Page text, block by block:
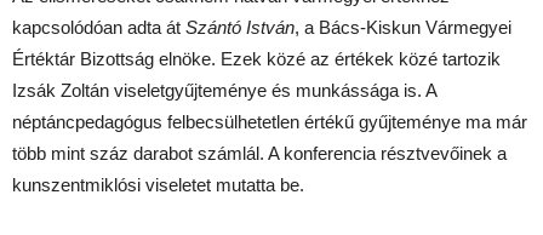
kapcsolódóan adta át Szántó István, a Bács-Kiskun Vármegyei
Értéktár Bizottság elnöke. Ezek közé az értékek közé tartozik
Izsák Zoltán viseletgyűjteménye és munkássága is. A
néptáncpedagógus felbecsülhetetlen értékű gyűjteménye ma már
több mint száz darabot számlál. A konferencia résztvevőinek a
kunszentmiklósi viseletet mutatta be.